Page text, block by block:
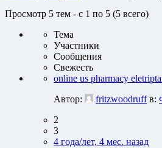
Просмотр 5 тем - с 1 по 5 (5 всего)
Тема
Участники
Сообщения
Свежесть
online us pharmacy
Автор:
fritzwoodruff в:
2
3
4 года/лет, 4 мес. назад